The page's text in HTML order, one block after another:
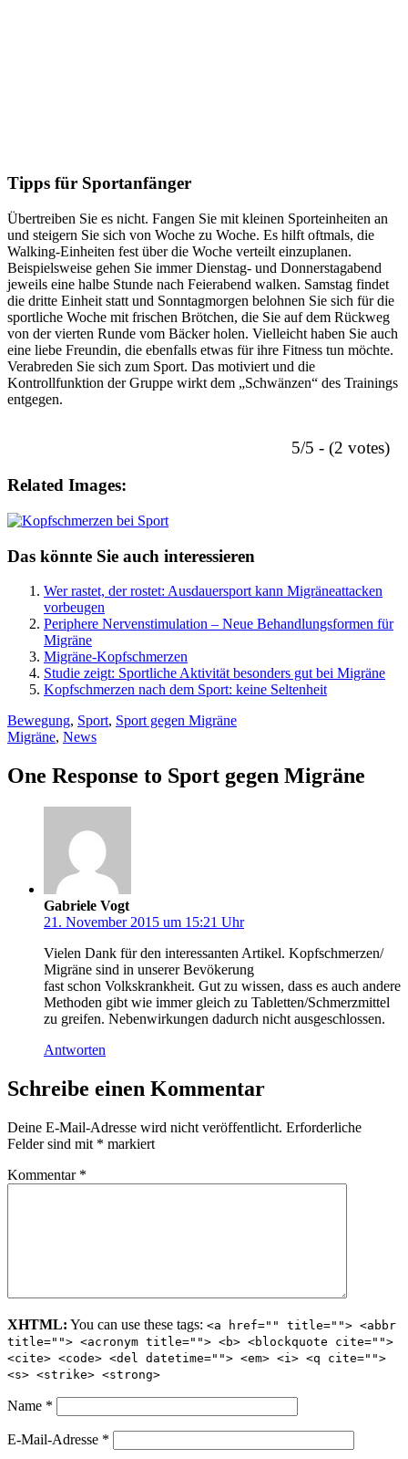
Tipps für Sportanfänger
Übertreiben Sie es nicht. Fangen Sie mit kleinen Sporteinheiten an
und steigern Sie sich von Woche zu Woche. Es hilft oftmals, die
Walking-Einheiten fest über die Woche verteilt einzuplanen.
Beispielsweise gehen Sie immer Dienstag- und Donnerstagabend
jeweils eine halbe Stunde nach Feierabend walken. Samstag findet
die dritte Einheit statt und Sonntagmorgen belohnen Sie sich für die
sportliche Woche mit frischen Brötchen, die Sie auf dem Rückweg
von der vierten Runde vom Bäcker holen. Vielleicht haben Sie auch
eine liebe Freundin, die ebenfalls etwas für ihre Fitness tun möchte.
Verabreden Sie sich zum Sport. Das motiviert und die
Kontrollfunktion der Gruppe wirkt dem „Schwänzen“ des Trainings
entgegen.
5/5 - (2 votes)
Related Images:
Das könnte Sie auch interessieren
Wer rastet, der rostet: Ausdauersport kann Migräneattacken
vorbeugen
Periphere Nervenstimulation – Neue Behandlungsformen für
Migräne
Migräne-Kopfschmerzen
Studie zeigt: Sportliche Aktivität besonders gut bei Migräne
Kopfschmerzen nach dem Sport: keine Seltenheit
Bewegung, Sport, Sport gegen Migräne
Migräne, News
One Response to Sport gegen Migräne
Gabriele Vogt
21. November 2015 um 15:21 Uhr
Vielen Dank für den interessanten Artikel. Kopfschmerzen/
Migräne sind in unserer Bevökerung
fast schon Volkskrankheit. Gut zu wissen, dass es auch andere
Methoden gibt wie immer gleich zu Tabletten/Schmerzmittel
zu greifen. Nebenwirkungen dadurch nicht ausgeschlossen.
Antworten
Schreibe einen Kommentar
Deine E-Mail-Adresse wird nicht veröffentlicht. Erforderliche
Felder sind mit * markiert
Kommentar *
XHTML: You can use these tags: <a href="" title=""> <abbr
title=""> <acronym title=""> <b> <blockquote cite="">
<cite> <code> <del datetime=""> <em> <i> <q cite="">
<s> <strike> <strong>
Name *
E-Mail-Adresse *